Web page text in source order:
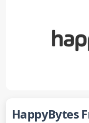
HappyBytes